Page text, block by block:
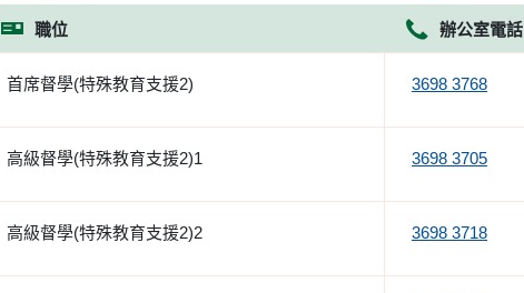
職位 辦公室電話
首席督學(特殊教育支援2) 3698 3768
高級督學(特殊教育支援2)1 3698 3705
高級督學(特殊教育支援2)2 3698 3718